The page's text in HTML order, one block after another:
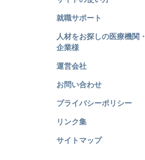
就職サポート
人材をお探しの医療機関・
企業様
運営会社
お問い合わせ
プライバシーポリシー
リンク集
サイトマップ